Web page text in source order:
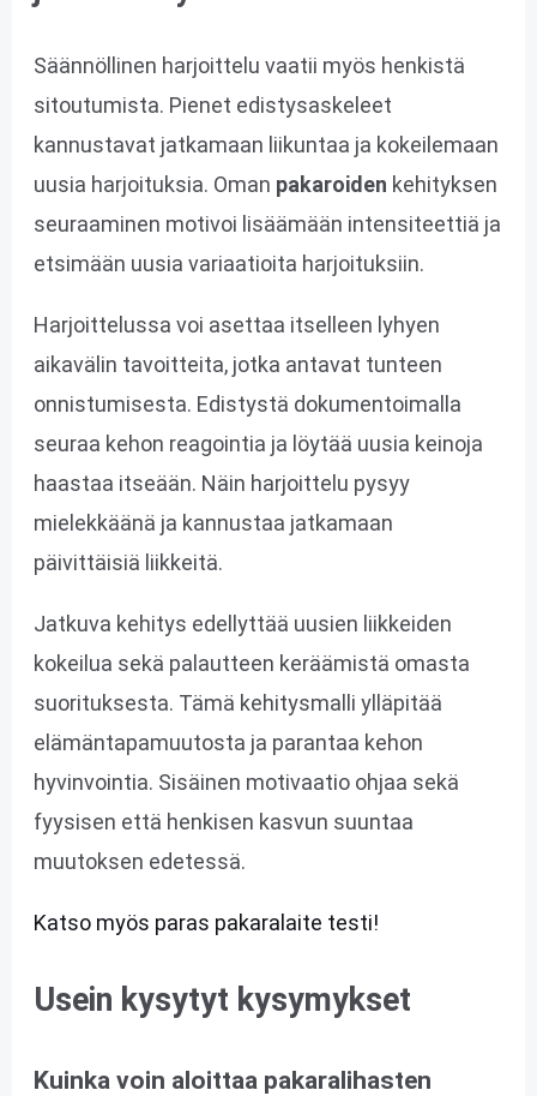
Säännöllinen harjoittelu vaatii myös henkistä
sitoutumista. Pienet edistysaskeleet
kannustavat jatkamaan liikuntaa ja kokeilemaan
uusia harjoituksia. Oman pakaroiden kehityksen
seuraaminen motivoi lisäämään intensiteettiä ja
etsimään uusia variaatioita harjoituksiin.
Harjoittelussa voi asettaa itselleen lyhyen
aikavälin tavoitteita, jotka antavat tunteen
onnistumisesta. Edistystä dokumentoimalla
seuraa kehon reagointia ja löytää uusia keinoja
haastaa itseään. Näin harjoittelu pysyy
mielekkäänä ja kannustaa jatkamaan
päivittäisiä liikkeitä.
Jatkuva kehitys edellyttää uusien liikkeiden
kokeilua sekä palautteen keräämistä omasta
suorituksesta. Tämä kehitysmalli ylläpitää
elämäntapamuutosta ja parantaa kehon
hyvinvointia. Sisäinen motivaatio ohjaa sekä
fyysisen että henkisen kasvun suuntaa
muutoksen edetessä.
Katso myös paras pakaralaite testi!
Usein kysytyt kysymykset
Kuinka voin aloittaa pakaralihasten